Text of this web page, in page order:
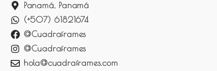
Panamá, Panamá
(+507) 61821674
@Cuadraframes
@Cuadraframes
hola@cuadraframes.com